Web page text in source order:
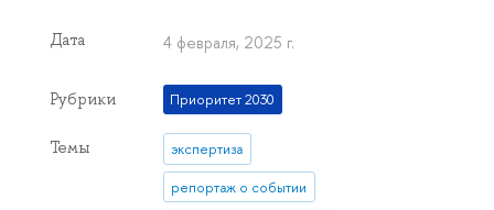
Дата 4 февраля, 2025 г.
Рубрики Приоритет 2030
Темы экспертиза
репортаж о событии